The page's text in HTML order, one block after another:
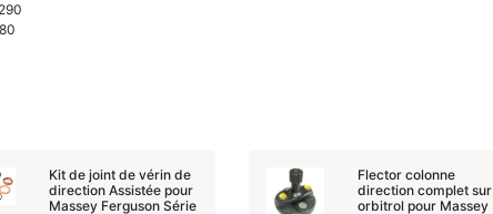
Kit de joint de vérin de
direction Assistée pour
Massey Ferguson Série
Flector colonne
direction complet sur
orbitrol pour Massey